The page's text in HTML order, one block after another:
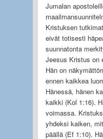
Jumalan
Kristuksen
eivät totisesti
suunnatonta
Jeesus Kristus on
Hän on
ennen kaikkea
Hänessä, hänen
kaikki (Kol 1:16).
voimassa.
yhdeksi kaiken,
päällä (Ef 1:10).